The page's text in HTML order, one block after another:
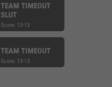
TEAM TIMEOUT
SLUT
Score: 13-13
TEAM TIMEOUT
Score: 13-13